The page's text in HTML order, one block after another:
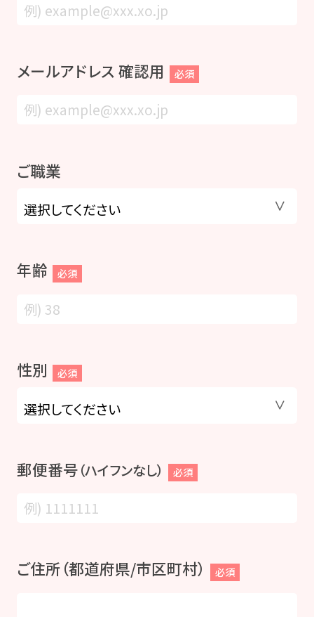
メールアドレス 確認用 必須
ご職業
年齢 必須
性別 必須
郵便番号（ハイフンなし） 必須
ご住所（都道府県/市区町村） 必須